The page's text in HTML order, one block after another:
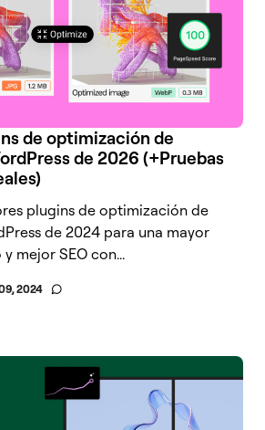
de optimización de
de 2026 (+Pruebas
plugins de optimización de
de 2024 para una mayor
mejor SEO con...
2024